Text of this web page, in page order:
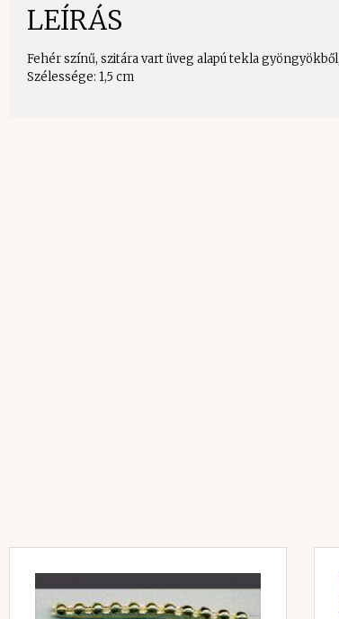
LEÍRÁS
Fehér színű, szitára vart üveg alapú tekla
Szélessége: 1,5 cm